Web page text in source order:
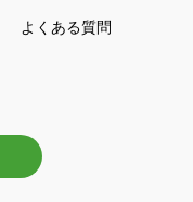
よくある質問